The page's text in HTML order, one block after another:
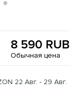
8 590 RUB
Обычная цена
22 Авг. - 29 Авг.